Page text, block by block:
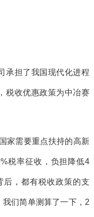
承担了我国现代化进程
税收优惠政策为中冶赛
家需要重点扶持的高新
税率征收，负担降低4
后，都有税收政策的支
们简单测算了一下，2